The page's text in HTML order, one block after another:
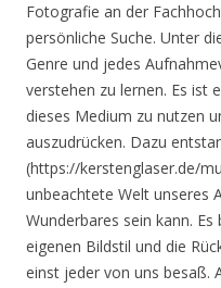
Fotografie an der
persönliche Suche. Unter
Genre und jedes
verstehen zu lernen. Es ist
dieses Medium zu nutzen
auszudrücken. Dazu
(https://kerstenglaser.de/
unbeachtete Welt unseres
Wunderbares sein kann.
eigenen Bildstil und die
einst jeder von uns besaß.